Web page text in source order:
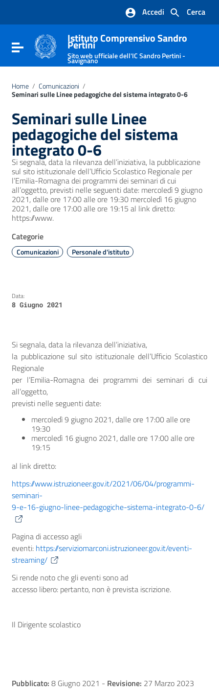
Vai al footer
Cerca
Accedi
Attiva / disattiva la navigazione
Istituto Comprensivo Sandro
Pertini
Sito web ufficiale dell'IC Sandro Pertini -
Savignano
Home / Comunicazioni /
Seminari sulle Linee pedagogiche del sistema integrato 0-6
Seminari sulle Linee
pedagogiche del sistema
integrato 0-6
Si segnala, data la rilevanza dell’iniziativa, la pubblicazione
sul sito istituzionale dell’Ufficio Scolastico Regionale per
l’Emilia-Romagna dei programmi dei seminari di cui
all’oggetto, previsti nelle seguenti date: mercoledì 9 giugno
2021, dalle ore 17:00 alle ore 19:30 mercoledì 16 giugno
2021, dalle ore 17:00 alle ore 19:15 al link diretto:
https://www.
Categorie
Comunicazioni Personale d'istituto
Data:
8 Giugno 2021
Si segnala, data la rilevanza dell’iniziativa,
la pubblicazione sul sito istituzionale dell’Ufficio Scolastico
Regionale
per l’Emilia-Romagna dei programmi dei seminari di cui
all’oggetto,
previsti nelle seguenti date:
mercoledì 9 giugno 2021, dalle ore 17:00 alle ore
19:30
mercoledì 16 giugno 2021, dalle ore 17:00 alle ore
19:15
al link diretto:
https://www.istruzioneer.gov.it/2021/06/04/programmi-
seminari-
9-e-16-giugno-linee-pedagogiche-sistema-integrato-0-6/
Pagina di accesso agli
eventi: https://serviziomarconi.istruzioneer.gov.it/eventi-
streaming/
Si rende noto che gli eventi sono ad
accesso libero: pertanto, non è prevista iscrizione.
Il Dirigente scolastico
Pubblicato: 8 Giugno 2021 - Revisione: 27 Marzo 2023